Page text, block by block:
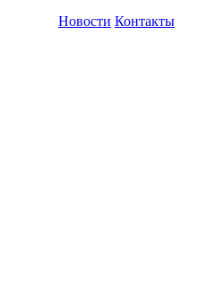
Новости Контакты